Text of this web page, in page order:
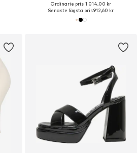
Ordinarie pris: 1 014,00 kr
Senaste lägsta pris:912,60 kr